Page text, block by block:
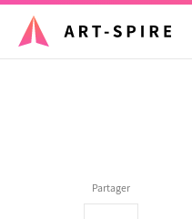
Partager